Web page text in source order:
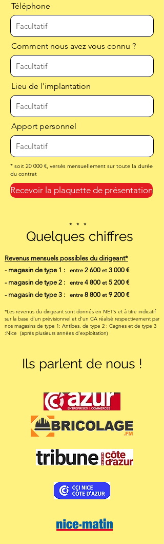
Téléphone
Comment nous avez vous connu ?
Lieu de l'implantation
Apport personnel
* soit 20 000 €, versés mensuellement sur toute la durée
du contrat
Recevoir la plaquette de présentation
Quelques chiffres
* * *
Revenus mensuels possibles du dirigeant*
- magasin de type 1 : entre 2 600 et 3 000 €
- magasin de type 2 : entre 4 800 et 5 200 €
- magasin de type 3 : entre 8 800 et 9 200 €
*Les revenus du dirigeant sont donnés en NETS et à titre indicatif
sur la base d'un prévisionnel et d'un CA réalisé respectivement par
nos magasins de type 1: Antibes, de type 2 : Cagnes et de type 3
:Nice (après plusieurs années d'exploitation)
Ils parlent de nous !